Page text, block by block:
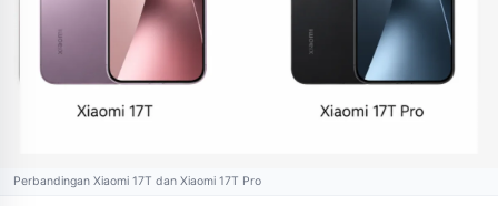
Perbandingan Xiaomi 17T dan Xiaomi 17T Pro